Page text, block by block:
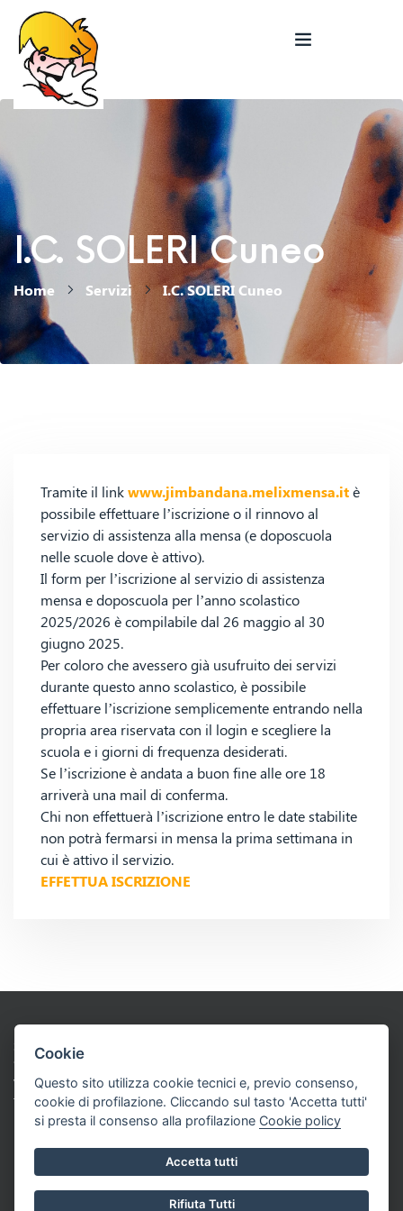
I.C. SOLERI Cuneo
Home Servizi I.C. SOLERI Cuneo
Tramite il linkwww.jimbandana.melixmensa.itè
possibile effettuare l’iscrizione o il rinnovo al
servizio di assistenza alla mensa (e doposcuola
nelle scuole dove è attivo).
Il form per l’iscrizione al servizio di assistenza
mensa e doposcuola per l’anno scolastico
2025/2026 è compilabile dal 26 maggio al 30
giugno 2025.
Per coloro che avessero già usufruito dei servizi
durante questo anno scolastico, è possibile
effettuare l’iscrizione semplicemente entrando nella
propria area riservata con il login e scegliere la
scuola e i giorni di frequenza desiderati.
Se l’iscrizione è andata a buon fine alle ore 18
arriverà una mail di conferma.
Chi non effettuerà l’iscrizione entro le date stabilite
non potrà fermarsi in mensa la prima settimana in
cui è attivo il servizio.
EFFETTUA ISCRIZIONE
SOCIETA’ COOPERATIVA SOCIALE
“GLI AMICI DI JIM BANDANA”
Via A. Bassignano 46 – 12100 Cuneo - Partita Iva: 02732270042
Tel: 0171 634868 Cell: +39. 3346532444
info@jimbandana.it - amministrazione@jimbandana.it
Informativa Privacy & Cookies
Realizzato da Leonardo Web
Aperto dal martedì al giovedì | Mattino: 10:30 – 12:00
Cookie
Questo sito utilizza cookie tecnici e, previo consenso,
cookie di profilazione. Cliccando sul tasto 'Accetta tutti'
si presta il consenso alla profilazione Cookie policy
Accetta tutti
Rifiuta Tutti